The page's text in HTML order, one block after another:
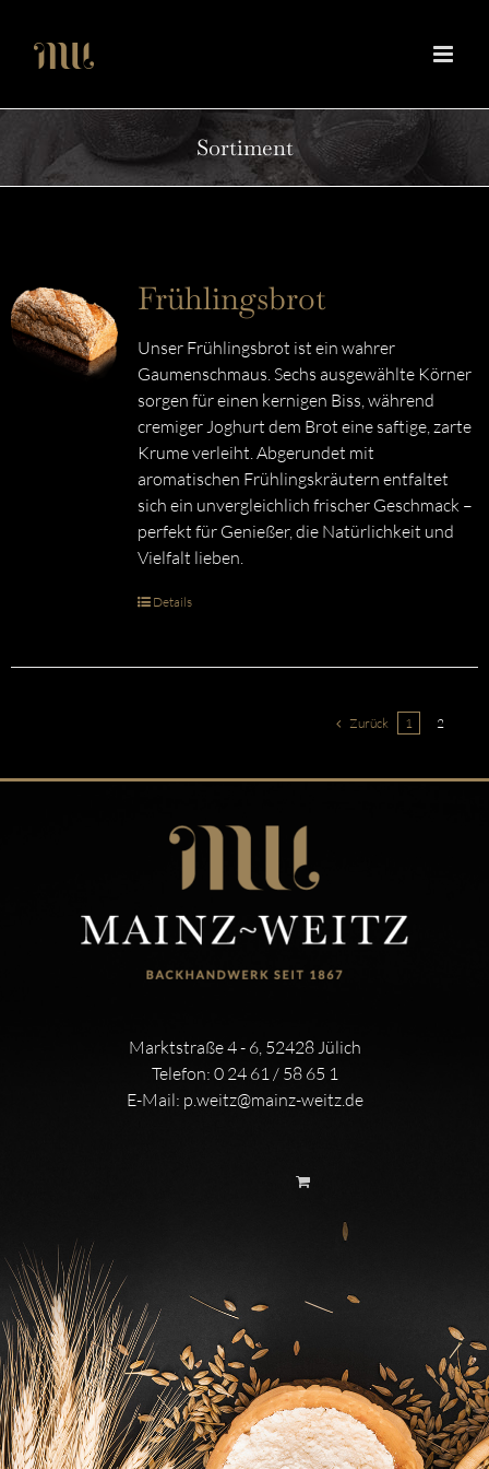
Inhalt
springen
Sortiment
Frühlingsbrot
Unser Frühlingsbrot ist ein wahrer
Gaumenschmaus. Sechs ausgewählte Körner
sorgen für einen kernigen Biss, während
cremiger Joghurt dem Brot eine saftige, zarte
Krume verleiht. Abgerundet mit
aromatischen Frühlingskräutern entfaltet
sich ein unvergleichlich frischer Geschmack –
perfekt für Genießer, die Natürlichkeit und
Vielfalt lieben.
Details
Zurück 1 2
Marktstraße 4 - 6, 52428 Jülich
Telefon: 0 24 61 / 58 65 1
E-Mail: p.weitz@mainz-weitz.de